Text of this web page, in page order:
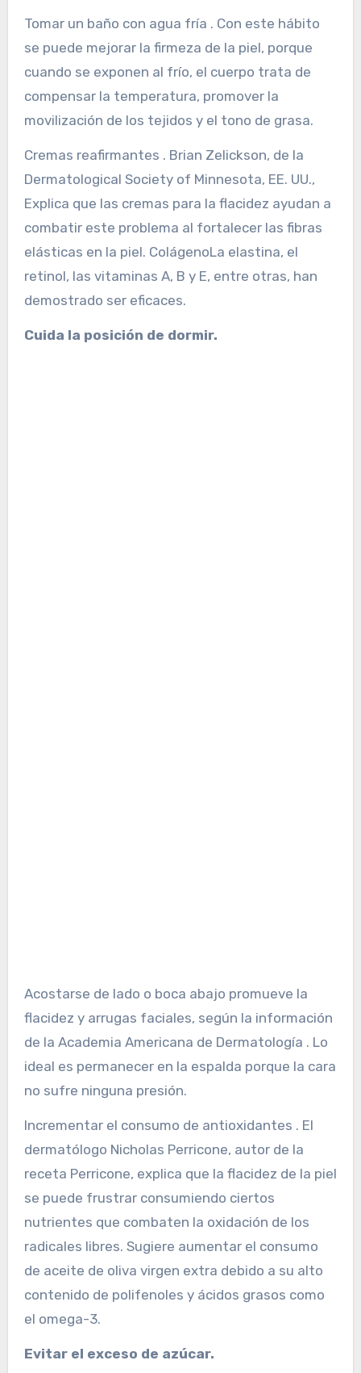
Tomar un baño con agua fría . Con este hábito
se puede mejorar la firmeza de la piel, porque
cuando se exponen al frío, el cuerpo trata de
compensar la temperatura, promover la
movilización de los tejidos y el tono de grasa.
Cremas reafirmantes . Brian Zelickson, de la
Dermatological Society of Minnesota, EE. UU.,
Explica que las cremas para la flacidez ayudan a
combatir este problema al fortalecer las fibras
elásticas en la piel. ColágenoLa elastina, el
retinol, las vitaminas A, B y E, entre otras, han
demostrado ser eficaces.
Cuida la posición de dormir.
Acostarse de lado o boca abajo promueve la
flacidez y arrugas faciales, según la información
de la Academia Americana de Dermatología . Lo
ideal es permanecer en la espalda porque la cara
no sufre ninguna presión.
Incrementar el consumo de antioxidantes . El
dermatólogo Nicholas Perricone, autor de la
receta Perricone, explica que la flacidez de la piel
se puede frustrar consumiendo ciertos
nutrientes que combaten la oxidación de los
radicales libres. Sugiere aumentar el consumo
de aceite de oliva virgen extra debido a su alto
contenido de polifenoles y ácidos grasos como
el omega-3.
Evitar el exceso de azúcar.